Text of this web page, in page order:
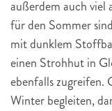
außerdem auch viel
für den Sommer
mit dunklem
einen Strohhut in
ebenfalls zugreifen.
Winter begleiten,